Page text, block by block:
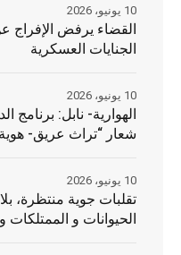
القضاء يرفض الإفراج
الجنايات العسكرية
10 يونيو، 2026
شعار “تراث عريق-
10 يونيو، 2026
تقلبات جوية منتظرة،
الحيوانات و الممتلكات
10 يونيو، 2026